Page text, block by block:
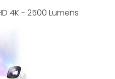
4K - 2500 Lumens